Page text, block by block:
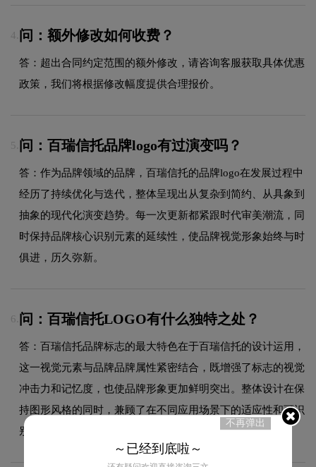
4. 问：额外修改如何收费？
答：超出合同约定范围的额外修改，请咨询客服获取具体优惠
政策，我们将根据修改幅度提供合理报价。
5. 问：百瑞信托品牌logo有过演变吗？
答：作为品牌领域的品牌，百瑞信托的品牌logo在发展过程中
经历了持续优化与迭代，整体呈现出从复杂到简约、从具象到
抽象的现代化演变趋势。每一次更新都紧跟时代审美潮流，同
时保持品牌核心识别元素的延续性，使品牌视觉形象始终与时
俱进，历久弥新。
6. 问：百瑞信托LOGO有什么独特之处？
答：百瑞信托品牌标志的最大特色在于百瑞信托的设计运用，
这一视觉元素与品牌品牌属性紧密结合，既增强了标志的视觉
冲击力和记忆度，也使品牌形象更加鲜明突出。整体设计在保
持图形风格的同时，兼顾了在不同应用场景下的适应性和可识
别性。
不再弹出
～已经到底啦～